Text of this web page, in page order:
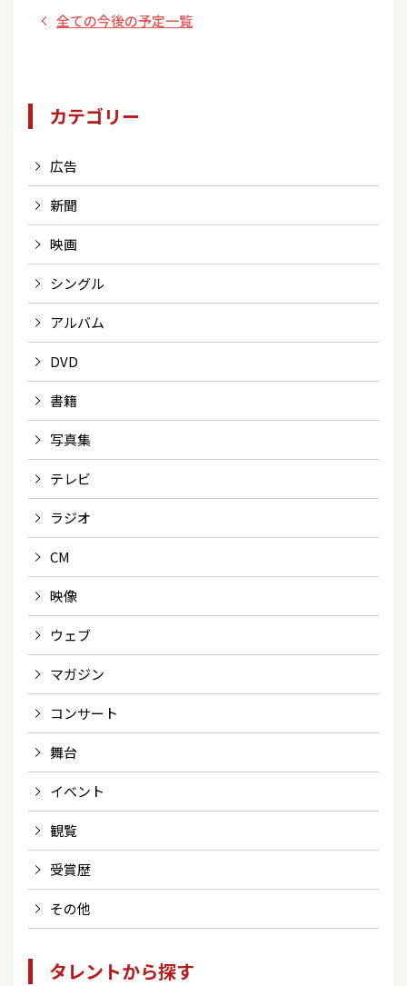
ドコート特設ステ
全ての今後の予定一覧
カテゴリー
広告
新聞
映画
シングル
アルバム
DVD
書籍
写真集
テレビ
ラジオ
CM
映像
ウェブ
マガジン
コンサート
舞台
イベント
観覧
受賞歴
その他
タレントから探す